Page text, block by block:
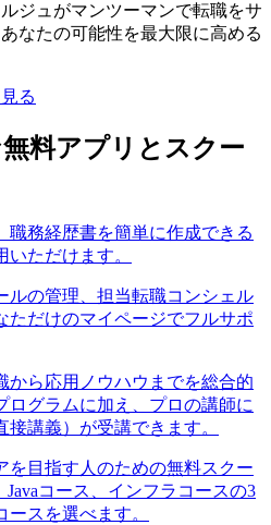
ジュがマンツーマンで転職をサ
なたの可能性を最大限に高める
る
料アプリとスクー
職務経歴書を簡単に作成できる
ただけます。
ルの管理、担当転職コンシェル
ただけのマイページでフルサポ
から応用ノウハウまでを総合的
ログラムに加え、プロの講師に
講義）が受講できます。
を目指す人のための無料スクー
Javaコース、インフラコースの3
スを選べます。